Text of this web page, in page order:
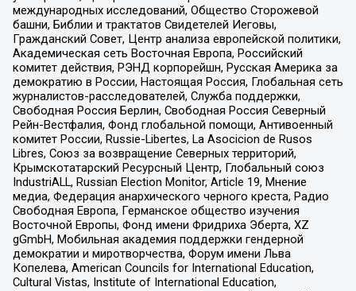
международных исследований, Общество Сторожевой
башни, Библии и трактатов Свидетелей Иеговы,
Гражданский Совет, Центр анализа европейской политики,
Академическая сеть Восточная Европа, Российский
комитет действия, РЭНД корпорейшн, Русская Америка за
демократию в России, Настоящая Россия, Глобальная сеть
журналистов-расследователей, Служба поддержки,
Свободная Россия Берлин, Свободная Россия Северный
Рейн-Вестфалия, Фонд глобальной помощи, Антивоенный
комитет России, Russie-Libertes, La Asocicion de Rusos
Libres, Союз за возвращение Северных территорий,
Крымскотатарский Ресурсный Центр, Глобальный союз
IndustriALL, Russian Election Monitor, Article 19, Мнение
медиа, Федерация анархического черного креста, Радио
Свободная Европа, Германское общество изучения
Восточной Европы, Фонд имени Фридриха Эберта, XZ
gGmbH, Мобильная академия поддержки гендерной
демократии и миротворчества, Форум имени Льва
Копелева, American Councils for International Education,
Cultural Vistas, Institute of International Education,